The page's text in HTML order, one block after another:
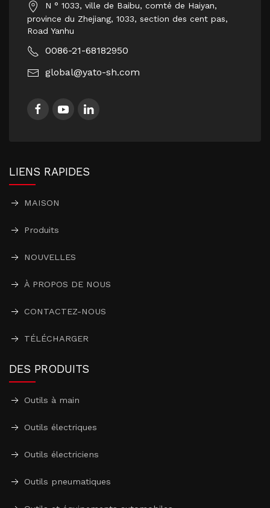
N ° 1033, ville de Baibu, comté de Haiyan,
province du Zhejiang, 1033, section des cent pas,
Road Yanhu
0086-21-68182950
global@yato-sh.com
LIENS RAPIDES
MAISON
Produits
NOUVELLES
À PROPOS DE NOUS
CONTACTEZ-NOUS
TÉLÉCHARGER
DES PRODUITS
Outils à main
Outils électriques
Outils électriciens
Outils pneumatiques